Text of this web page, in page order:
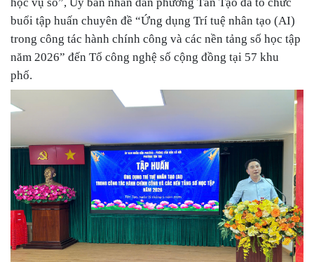
buổi tập huấn chuyên đề “Ứng dụng Trí tuệ nhân tạo (AI)
trong công tác hành chính công và các nền tảng số học tập
năm 2026” đến Tổ công nghệ số cộng đồng tại 57 khu
phố.